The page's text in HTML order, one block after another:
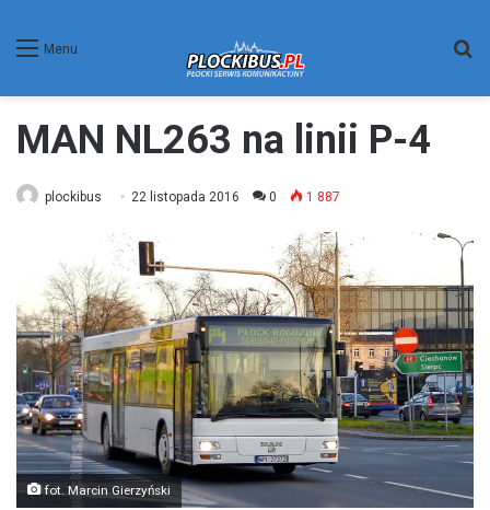
Menu
MAN NL263 na linii P-4
plockibus 22 listopada 2016 0 1 887
fot. Marcin Gierzyński